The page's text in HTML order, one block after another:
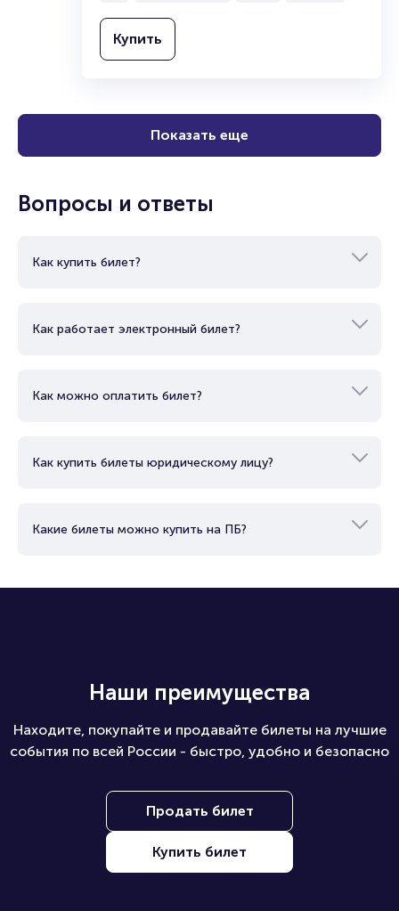
Купить
Показать еще
Вопросы и ответы
Как купить билет?
Как работает электронный билет?
Как можно оплатить билет?
Как купить билеты юридическому лицу?
Какие билеты можно купить на ПБ?
Наши преимущества
Находите, покупайте и продавайте билеты на лучшие
события по всей России - быстро, удобно и безопасно
Продать билет
Купить билет